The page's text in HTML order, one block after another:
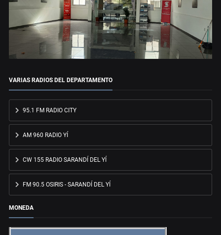
VARIAS RADIOS DEL DEPARTAMENTO
95.1 FM RADIO CITY
AM 960 RADIO YÍ
CW 155 RADIO SARANDÍ DEL YÍ
FM 90.5 OSIRIS - SARANDÍ DEL YÍ
MONEDA